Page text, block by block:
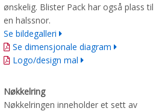
ønskelig. Blister Pack har også plass til
en halssnor.
Se bildegalleri
Se dimensjonale diagram
Logo/design mal
Nøkkelring
Nøkkelringen inneholder et sett av